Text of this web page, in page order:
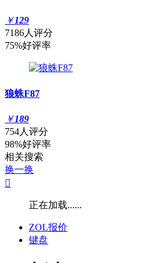
￥129
7186人评分
75%好评率
狼蛛F87
￥189
754人评分
98%好评率
相关搜索
换一换

正在加载......
ZOL报价
键盘